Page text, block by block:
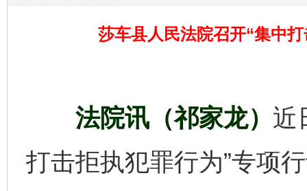
莎车县人民法院召开“集中
法院讯（祁家龙） 近
打击拒执犯罪行为”专项